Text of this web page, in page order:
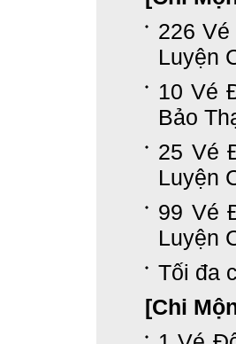
226
Luyện
10 Vé
Bảo
25 Vé
Luyện
99 Vé
Luyện
Tối đa
[Chi